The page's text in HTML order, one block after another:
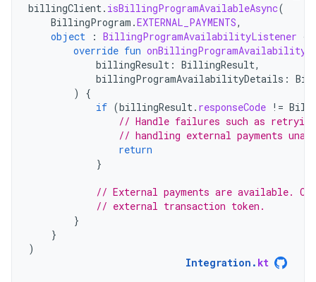
billingClient. isBillingProgramAvailableAsync(
BillingProgram .EXTERNAL_PAYMENTS,
object
: BillingProgramAvailabilityListener {
override fun
billingResult : BillingResult,
billingProgramAvailabilityDetails :
)
{
if (billingResult. responseCode !=
// Handle failures such as
// handling external payments
return
}
// External payments are available.
// external transaction token.
}
}
)
Integration . kt